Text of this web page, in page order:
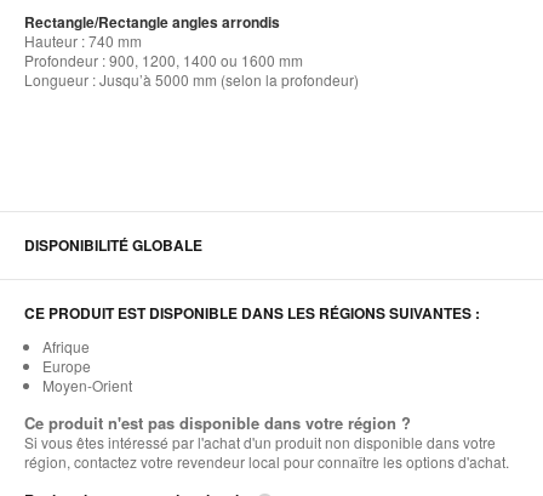
Rectangle/Rectangle angles arrondis
Hauteur : 740 mm
Profondeur : 900, 1200, 1400 ou 1600 mm
Longueur : Jusqu’à 5000 mm (selon la profondeur)
DISPONIBILITÉ GLOBALE
CE PRODUIT EST DISPONIBLE DANS LES RÉGIONS SUIVANTES :
Afrique
Europe
Moyen-Orient
Ce produit n'est pas disponible dans votre région ?
Si vous êtes intéressé par l'achat d'un produit non disponible dans votre
région, contactez votre revendeur local pour connaître les options d'achat.